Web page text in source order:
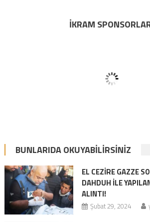
İKRAM
BUNLARIDA OKUYABILIRSINIZ
EL CEZİRE GAZZE
DAHDUH İLE
ALINTI!
Şubat 29, 2024